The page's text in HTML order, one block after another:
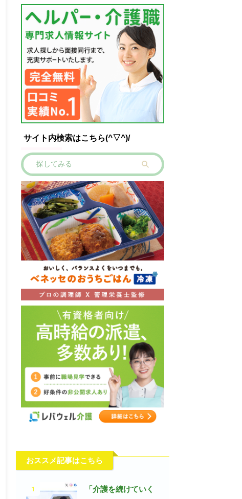
サイト内検索はこちら(^▽^)/
おススメ記事はこちら
1
「介護を続けていく